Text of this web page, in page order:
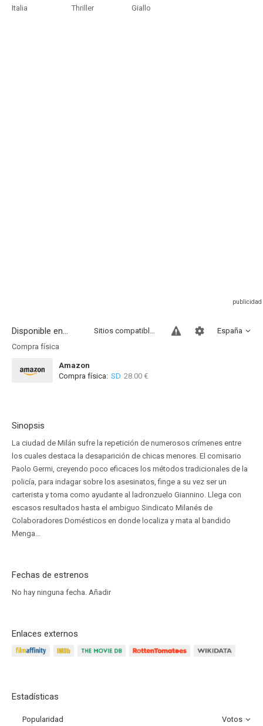
Italia Thriller Giallo
Disponible en... España
Sitios compatibles
Compra física
Amazon
Compra física: SD 28.00 €
Sinopsis
La ciudad de Milán sufre la repetición de numerosos crímenes entre
los cuales destaca la desaparición de chicas menores. El comisario
Paolo Germi, creyendo poco eficaces los métodos tradicionales de la
policía, para indagar sobre los asesinatos, finge a su vez ser un
carterista y toma como ayudante al ladronzuelo Giannino. Llega con
escasos resultados hasta el ambiguo Sindicato Milanés de
Colaboradores Domésticos en donde localiza y mata al bandido
Menga...
Fechas de estrenos
No hay ninguna fecha. Añadir
Enlaces externos
Estadísticas
Popularidad Votos